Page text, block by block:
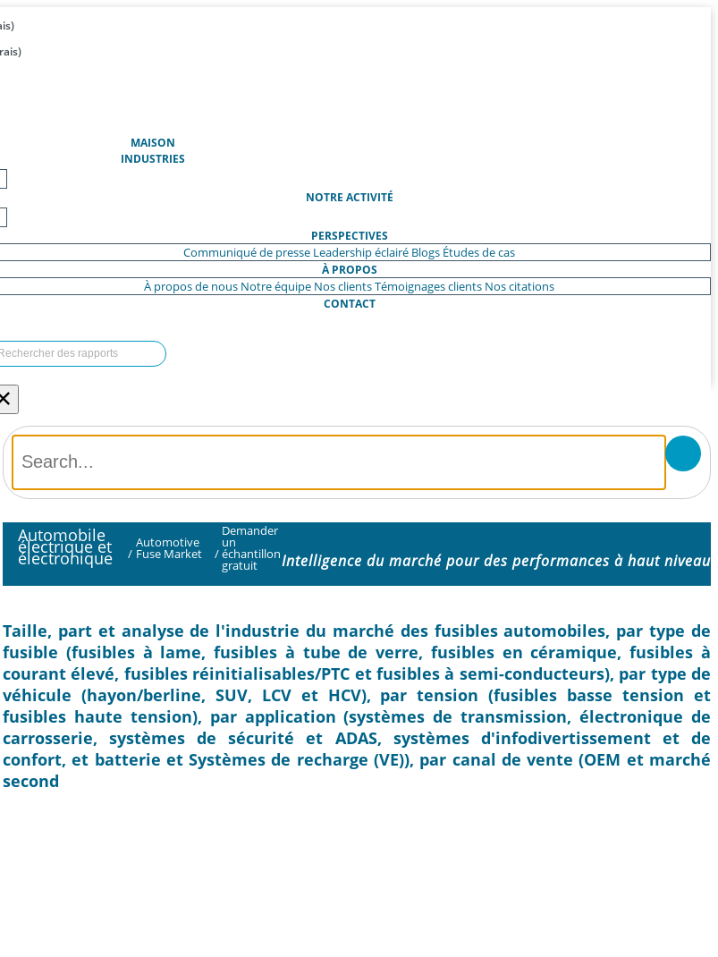
MAISON(ACTUEL)
INDUSTRIES
NOTRE ACTIVITÉ
PERSPECTIVES
Communiqué de presse Leadership éclairé Blogs Études de cas
À PROPOS
À propos de nous Notre équipe Nos clientsTémoignages clients Nos citations
CONTACT
Automobile
électrique et
électronique /
Automotive
Fuse Market /
Demander
un
échantillon
gratuit Intelligence du marché pour des performances à haut niveau
Taille, part et analyse de l'industrie du marché des fusibles automobiles, par type de
fusible (fusibles à lame, fusibles à tube de verre, fusibles en céramique, fusibles à
courant élevé, fusibles réinitialisables/PTC et fusibles à semi-conducteurs), par type de
véhicule (hayon/berline, SUV, LCV et HCV), par tension (fusibles basse tension et
fusibles haute tension), par application (systèmes de transmission, électronique de
carrosserie, systèmes de sécurité et ADAS, systèmes d'infodivertissement et de
confort, et batterie et Systèmes de recharge (VE)), par canal de vente (OEM et marché
second